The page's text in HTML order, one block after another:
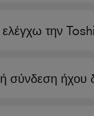
την
σύνδεση